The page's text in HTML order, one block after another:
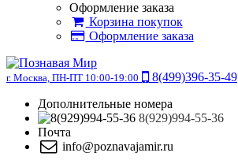
Оформление заказа
Корзина покупок
Оформление заказа
г. Москва, ПН-ПТ 10:00-19:00
8(499)396-35-49
Дополнительные номера
8(929)994-55-36
Почта
info@poznavajamir.ru